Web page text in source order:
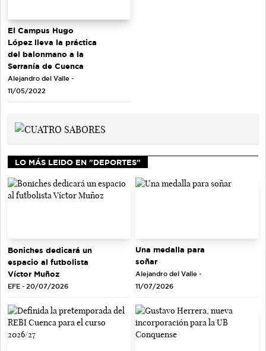
El Campus Hugo
López lleva la práctica
del balonmano a la
Serranía de Cuenca
Alejandro del Valle -
11/05/2022
LO MÁS LEIDO EN "DEPORTES"
Boniches dedicará un
espacio al futbolista
Víctor Muñoz
EFE - 20/07/2026
Una medalla para
soñar
Alejandro del Valle -
11/07/2026